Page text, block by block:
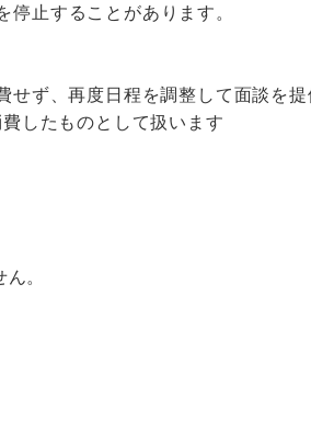
止することがあります。
ず、再度日程を調整して面談を提
したものとして扱います
。